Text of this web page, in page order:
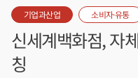
기업과산업 소비자·유통
신세계백화점, 자
칭